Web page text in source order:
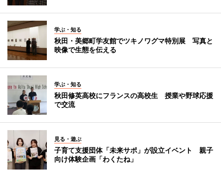
学ぶ・知る
秋田・美郷町学友館でツキノワグマ特別展 写真と
映像で生態を伝える
学ぶ・知る
秋田修英高校にフランスの高校生 授業や野球応援
で交流
見る・遊ぶ
子育て支援団体「未来サポ」が設立イベント 親子
向け体験企画「わくたね」